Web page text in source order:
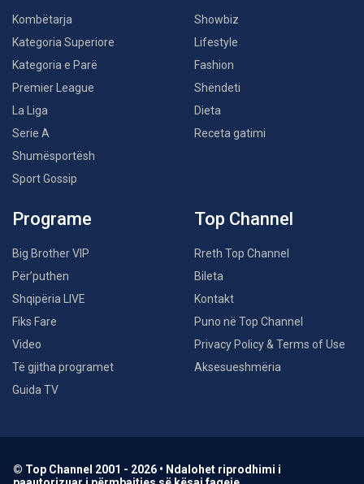
Kombëtarja
Kategoria Superiore
Kategoria e Parë
Premier League
La Liga
Serie A
Shumësportësh
Sport Gossip
Showbiz
Lifestyle
Fashion
Shëndeti
Dieta
Receta gatimi
Programe
Big Brother VIP
Për’puthen
Shqipëria LIVE
Fiks Fare
Video
Të gjitha programet
Guida TV
Top Channel
Rreth Top Channel
Bileta
Kontakt
Puno në Top Channel
Privacy Policy & Terms of Use
Aksesueshmëria
© Top Channel 2001 - 2026 • Ndalohet riprodhimi i